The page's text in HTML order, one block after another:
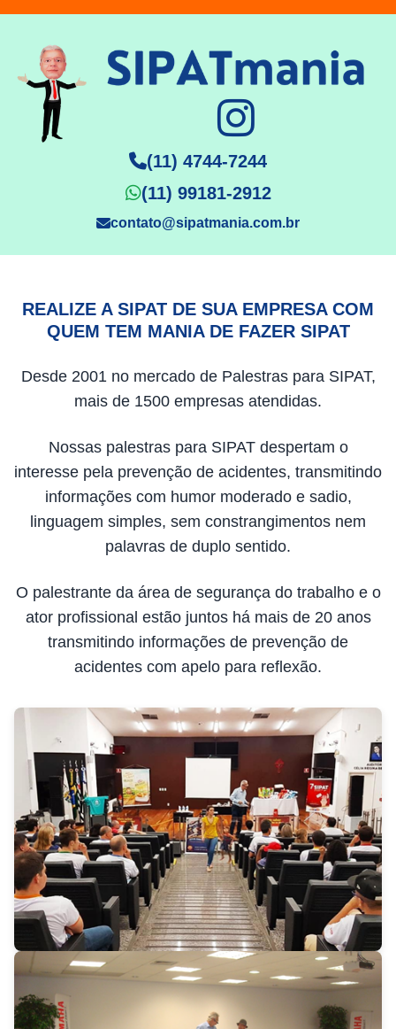
(11) 4744-7244
(11) 99181-2912
contato@sipatmania.com.br
REALIZE A SIPAT DE SUA EMPRESA COM
QUEM TEM MANIA DE FAZER SIPAT
Desde 2001 no mercado de Palestras para SIPAT,
mais de 1500 empresas atendidas.
Nossas palestras para SIPAT despertam o
interesse pela prevenção de acidentes, transmitindo
informações com humor moderado e sadio,
linguagem simples, sem constrangimentos nem
palavras de duplo sentido.
O palestrante da área de segurança do trabalho e o
ator profissional estão juntos há mais de 20 anos
transmitindo informações de prevenção de
acidentes com apelo para reflexão.